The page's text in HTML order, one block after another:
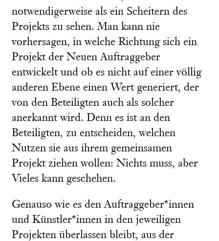
notwendigerweise als ein Scheitern des
Projekts zu sehen. Man kann nie
vorhersagen, in welche Richtung sich ein
Projekt der Neuen Auftraggeber
entwickelt und ob es nicht auf einer völlig
anderen Ebene einen Wert generiert, der
von den Beteiligten auch als solcher
anerkannt wird. Denn es ist an den
Beteiligten, zu entscheiden, welchen
Nutzen sie aus ihrem gemeinsamen
Projekt ziehen wollen: Nichts muss, aber
Vieles kann geschehen.
Genauso wie es den Auftraggeber*innen
und Künstler*innen in den jeweiligen
Projekten überlassen bleibt, aus der